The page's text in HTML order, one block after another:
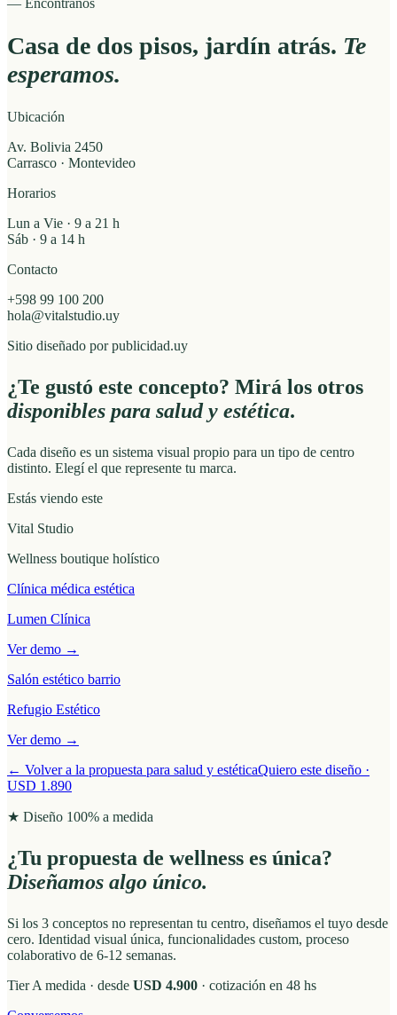
Casa de dos pisos, jardín atrás. Te
esperamos.
Ubicación
Av. Bolivia 2450
Carrasco · Montevideo
Horarios
Lun a Vie · 9 a 21 h
Sáb · 9 a 14 h
Contacto
+598 99 100 200
hola@vitalstudio.uy
Sitio diseñado por publicidad.uy
¿Te gustó este concepto? Mirá los otros
disponibles para salud y estética.
Cada diseño es un sistema visual propio para un tipo de centro
distinto. Elegí el que represente tu marca.
Estás viendo este
Vital Studio
Wellness boutique holístico
Clínica médica estética
Lumen Clínica
Ver demo →
Salón estético barrio
Refugio Estético
Ver demo →
← Volver a la propuesta para salud y estéticaQuiero este diseño ·
USD 1.890
★ Diseño 100% a medida
¿Tu propuesta de wellness es única?
Diseñamos algo único.
Si los 3 conceptos no representan tu centro, diseñamos el tuyo desde
cero. Identidad visual única, funcionalidades custom, proceso
colaborativo de 6-12 semanas.
Tier A medida · desde USD 4.900 · cotización en 48 hs